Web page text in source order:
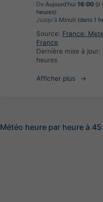
De Aujourd'hui 16:00 (il
heures)
Jusqu'à Minuit (dans 1
Source: France:
France
Dernière mise à jour:
heures
Afficher plus
Météo heure par heure à